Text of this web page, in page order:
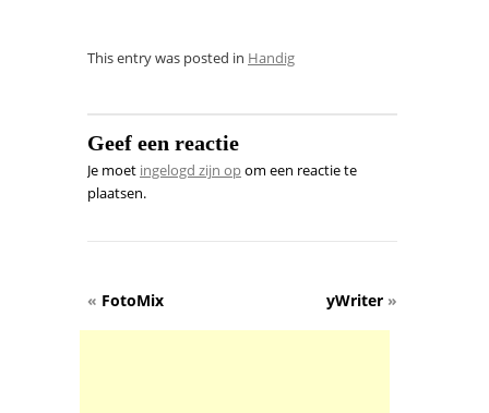
This entry was posted in Handig
Geef een reactie
Je moet ingelogd zijn opom een reactie te
plaatsen.
« FotoMix yWriter »